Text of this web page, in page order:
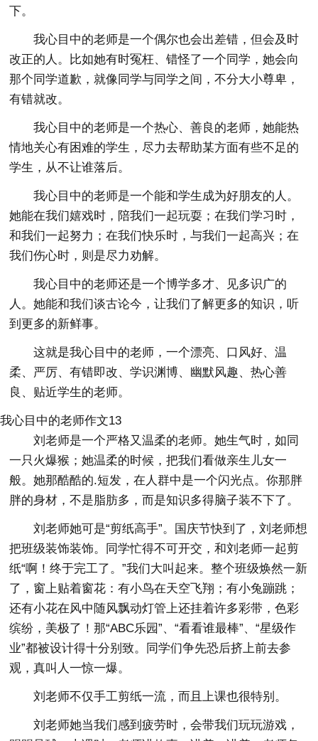
下。
我心目中的老师是一个偶尔也会出差错，但会及时
改正的人。比如她有时冤枉、错怪了一个同学，她会向
那个同学道歉，就像同学与同学之间，不分大小尊卑，
有错就改。
我心目中的老师是一个热心、善良的老师，她能热
情地关心有困难的学生，尽力去帮助某方面有些不足的
学生，从不让谁落后。
我心目中的老师是一个能和学生成为好朋友的人。
她能在我们嬉戏时，陪我们一起玩耍；在我们学习时，
和我们一起努力；在我们快乐时，与我们一起高兴；在
我们伤心时，则是尽力劝解。
我心目中的老师还是一个博学多才、见多识广的
人。她能和我们谈古论今，让我们了解更多的知识，听
到更多的新鲜事。
这就是我心目中的老师，一个漂亮、口风好、温
柔、严厉、有错即改、学识渊博、幽默风趣、热心善
良、贴近学生的老师。
我心目中的老师作文13
刘老师是一个严格又温柔的老师。她生气时，如同
一只火爆猴；她温柔的时候，把我们看做亲生儿女一
般。她那酷酷的.短发，在人群中是一个闪光点。你那胖
胖的身材，不是脂肪多，而是知识多得脑子装不下了。
刘老师她可是“剪纸高手”。国庆节快到了，刘老师想
把班级装饰装饰。同学忙得不可开交，和刘老师一起剪
纸“啊！终于完工了。”我们大叫起来。整个班级焕然一新
了，窗上贴着窗花：有小鸟在天空飞翔；有小兔蹦跳；
还有小花在风中随风飘动灯管上还挂着许多彩带，色彩
缤纷，美极了！那“ABC乐园”、“看看谁最棒”、“星级作
业”都被设计得十分别致。同学们争先恐后挤上前去参
观，真叫人一惊一爆。
刘老师不仅手工剪纸一流，而且上课也很特别。
刘老师她当我们感到疲劳时，会带我们玩玩游戏，